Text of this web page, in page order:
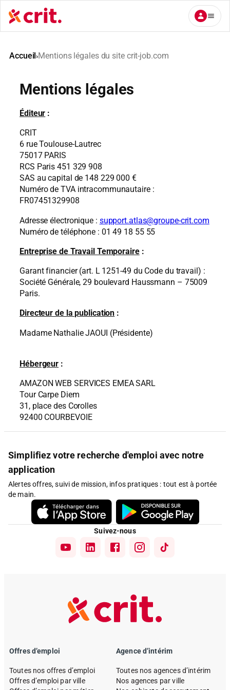
Aller
au
contenu
Accueil›Mentions légales du site crit-job.com
Mentions légales
Éditeur :
CRIT
6 rue Toulouse-Lautrec
75017 PARIS
RCS Paris 451 329 908
SAS au capital de 148 229 000 €
Numéro de TVA intracommunautaire :
FR07451329908
Adresse électronique : support.atlas@groupe-crit.com
Numéro de téléphone : 01 49 18 55 55
Entreprise de Travail Temporaire:
Garant financier (art. L 1251-49 du Code du travail) :
Société Générale, 29 boulevard Haussmann – 75009
Paris.
Directeur de la publication :
Madame Nathalie JAOUI (Présidente)
Hébergeur :
AMAZON WEB SERVICES EMEA SARL
Tour Carpe Diem
31, place des Corolles
92400 COURBEVOIE